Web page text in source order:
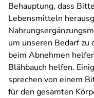
Behauptung, dass
Lebensmitteln
um unseren Bedarf
beim Abnehmen
Blähbauch helfen.
sprechen von einem
für den gesamten